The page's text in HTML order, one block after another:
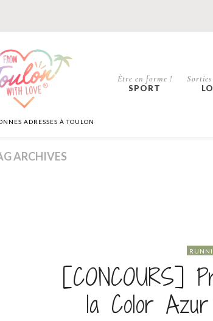
ADRESSES À TOULON
Être en forme !
SPORT
ARCHIVES
[CONCOURS]
la Color